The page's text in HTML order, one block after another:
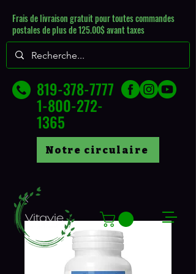
Frais de livraison gratuit pour toutes commandes
postales de plus de 125.00$ avant taxes
819-378-7777
1-800-272-
1365
Notre circulaire